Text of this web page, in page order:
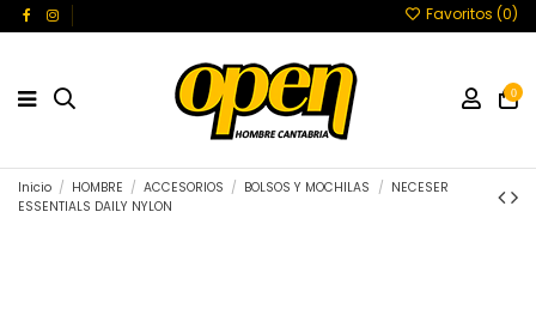
Favoritos (0)
0
Inicio HOMBRE ACCESORIOS BOLSOS Y MOCHILAS
NECESER
ESSENTIALS DAILY NYLON